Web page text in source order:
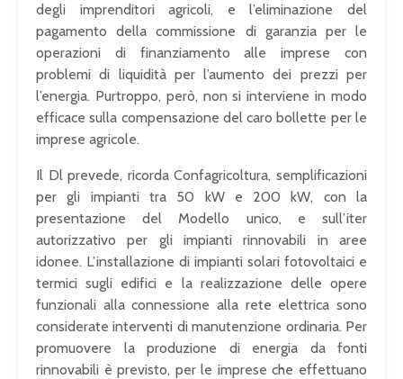
degli imprenditori agricoli, e l’eliminazione del
pagamento della commissione di garanzia per le
operazioni di finanziamento alle imprese con
problemi di liquidità per l’aumento dei prezzi per
l’energia. Purtroppo, però, non si interviene in modo
efficace sulla compensazione del caro bollette per le
imprese agricole.
Il Dl prevede, ricorda Confagricoltura, semplificazioni
per gli impianti tra 50 kW e 200 kW, con la
presentazione del Modello unico, e sull’iter
autorizzativo per gli impianti rinnovabili in aree
idonee. L’installazione di impianti solari fotovoltaici e
termici sugli edifici e la realizzazione delle opere
funzionali alla connessione alla rete elettrica sono
considerate interventi di manutenzione ordinaria. Per
promuovere la produzione di energia da fonti
rinnovabili è previsto, per le imprese che effettuano